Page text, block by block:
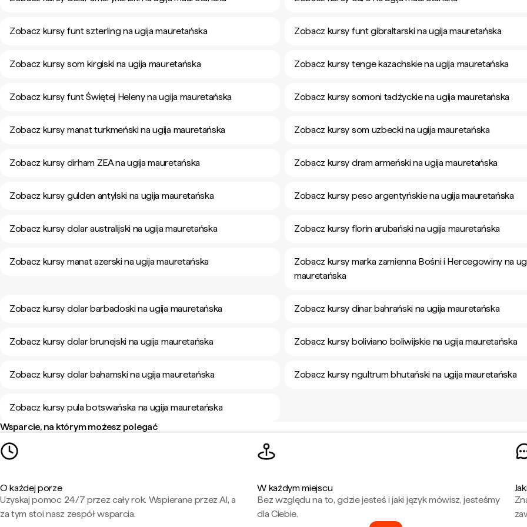
Zobacz kursy funt szterling na ugija mauretańska Zobacz kursy funt gibraltarski na ugija mauretańska
Zobacz kursy som kirgiski na ugija mauretańska Zobacz kursy tenge kazachskie na ugija mauretańska
Zobacz kursy funt Świętej Heleny na ugija mauretańska Zobacz kursy somoni tadżyckie na ugija mauretańska
Zobacz kursy manat turkmeński na ugija mauretańska Zobacz kursy som uzbecki na ugija mauretańska
Zobacz kursy dirham ZEA na ugija mauretańska Zobacz kursy dram armeński na ugija mauretańska
Zobacz kursy gulden antylski na ugija mauretańska Zobacz kursy peso argentyńskie na ugija mauretańska
Zobacz kursy dolar australijski na ugija mauretańska Zobacz kursy florin arubański na ugija mauretańska
Zobacz kursy manat azerski na ugija mauretańska
Zobacz kursy marka zamienna Bośni i Hercegowiny na
mauretańska
Zobacz kursy dolar barbadoski na ugija mauretańska Zobacz kursy dinar bahrański na ugija mauretańska
Zobacz kursy dolar brunejski na ugija mauretańska Zobacz kursy boliviano boliwijskie na ugija mauretańska
Zobacz kursy dolar bahamski na ugija mauretańska Zobacz kursy ngultrum bhutański na ugija mauretańska
Zobacz kursy pula botswańska na ugija mauretańska
Wsparcie, na którym możesz polegać
O każdej porze
Uzyskaj pomoc 24/7 przez cały rok. Wspierane przez AI, a
za tym stoi nasz zespół wsparcia.
W każdym miejscu
Bez względu na to, gdzie jesteś i jaki język mówisz, jesteśmy
dla Ciebie.